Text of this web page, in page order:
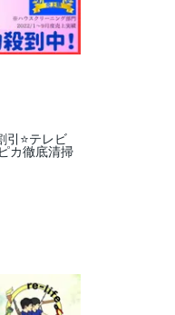
引⭐テレビ
カ徹底清掃